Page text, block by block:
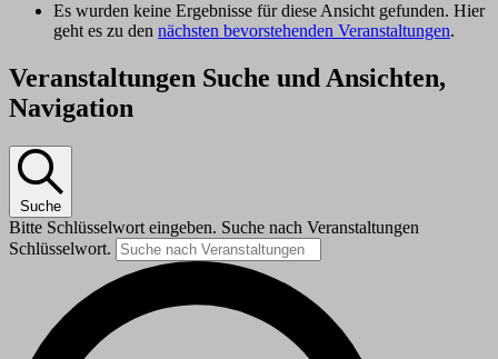
Es wurden keine Ergebnisse für diese Ansicht gefunden. Hier
geht es zu den nächsten bevorstehenden Veranstaltungen.
Veranstaltungen Suche und Ansichten,
Navigation
Suche
Bitte Schlüsselwort eingeben. Suche nach Veranstaltungen
Schlüsselwort.